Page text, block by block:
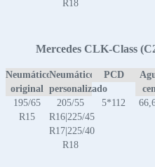
R18
Mercedes CLK-Class
Neumático
original
Neumático
personalizado
PCD
195/65
R15
205/55
R16|225/45
R17|225/40
R18
5*112